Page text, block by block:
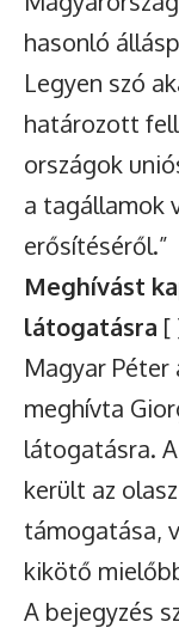
hasonló
Legyen szó
határozott
országok
a tagállamok
erősítéséről.”
Meghívást
látogatásra [
Magyar
meghívta
látogatásra.
került az
támogatása,
kikötő
A bejegyzés